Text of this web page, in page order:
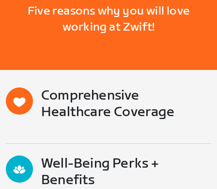
Five reasons why you will love
working at Zwift!
Comprehensive
Healthcare Coverage
Well-Being Perks +
Benefits